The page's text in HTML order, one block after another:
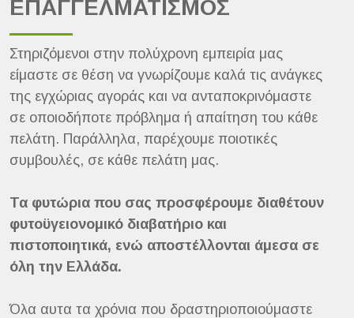
ΕΠΑΓΓΕΛΜΑΤΙΣΜΟΣ
Στηριζόμενοι στην πολύχρονη εμπειρία μας
είμαστε σε θέση να γνωρίζουμε καλά τις ανάγκες
της εγχώριας αγοράς και να ανταποκρινόμαστε
σε οποιοδήποτε πρόβλημα ή απαίτηση του κάθε
πελάτη. Παράλληλα, παρέχουμε ποιοτικές
συμβουλές, σε κάθε πελάτη μας.
Τα φυτώρια που σας προσφέρουμε διαθέτουν
φυτοϋγειονομικό διαβατήριο και
πιστοποιητικά, ενώ αποστέλλονται άμεσα σε
όλη την Ελλάδα.
Όλα αυτα τα χρόνια που δραστηριοποιούμαστε